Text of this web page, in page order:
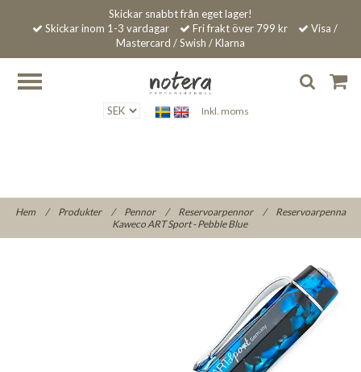
Skickar snabbt från eget lager!
Skickar inom 1-3 vardagar
Fri frakt över 799 kr
Visa /
Mastercard / Swish / Klarna
Inkl. moms
Hem / Produkter / Pennor / Reservoarpennor /
Reservoarpenna
Kaweco ART Sport - Pebble Blue